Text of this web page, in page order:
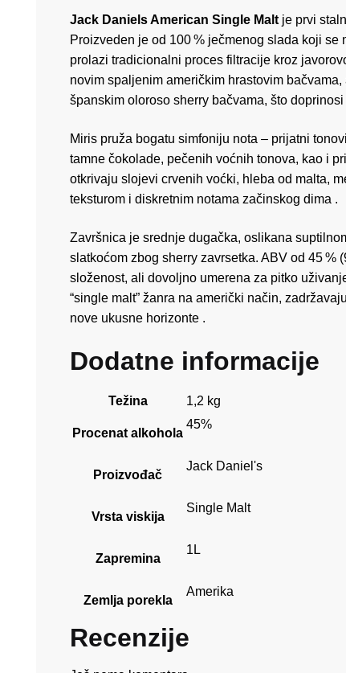
Jack Daniels American Single Maltje prvi
Proizveden je od 100 % ječmenog slada koji
prolazi tradicionalni proces filtracije kroz
novim spaljenim američkim hrastovim
španskim oloroso sherry bačvama, što
Miris pruža bogatu simfoniju nota – prijatni
tamne čokolade, pečenih voćnih tonova, kao i
otkrivaju slojevi crvenih voćki, hleba od malta,
teksturom i diskretnim notama začinskog dima .
Završnica je srednje dugačka, oslikana
slatkoćom zbog sherry zavrsetka. ABV od 45
složenost, ali dovoljno umerena za pitko
“single malt” žanra na američki način,
nove ukusne horizonte .
Dodatne informacije
Težina 1,2 kg
Procenat alkohola
45%
Proizvođač
Jack Daniel's
Vrsta viskija
Single Malt
Zapremina
1L
Zemlja porekla
Amerika
Recenzije